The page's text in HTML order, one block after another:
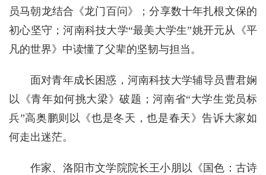
员马朝龙结合《龙门百问》；分享数十年扎根文保的
初心坚守；河南科技大学“最美大学生”姚开元从《平
凡的世界》中读懂了父辈的坚韧与担当。
面对青年成长困惑，河南科技大学辅导员曹君娴
以《青年如何挑大梁》破题；河南省“大学生党员标
兵”高奥鹏则以《也是冬天，也是春天》告诉大家如
何走出迷茫。
作家、洛阳市文学院院长王小朋以《国色：古诗